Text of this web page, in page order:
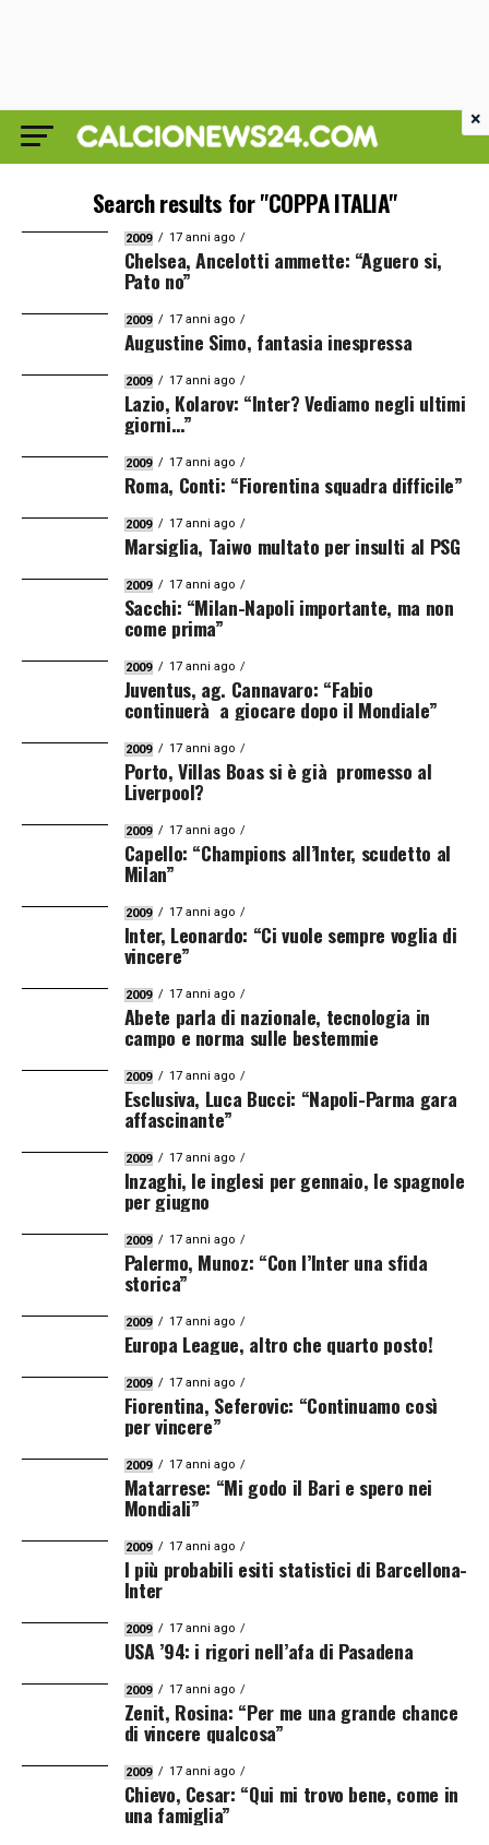
Search results for "COPPA ITALIA"
2009 17 anni ago
Chelsea, Ancelotti ammette: “Aguero si,
Pato no”
2009 17 anni ago
Augustine Simo, fantasia inespressa
2009 17 anni ago
Lazio, Kolarov: “Inter? Vediamo negli ultimi
giorni…”
2009 17 anni ago
Roma, Conti: “Fiorentina squadra difficile”
2009 17 anni ago
Marsiglia, Taiwo multato per insulti al PSG
2009 17 anni ago
Sacchi: “Milan-Napoli importante, ma non
come prima”
2009 17 anni ago
Juventus, ag. Cannavaro: “Fabio
continuerà a giocare dopo il Mondiale”
2009 17 anni ago
Porto, Villas Boas si è già promesso al
Liverpool?
2009 17 anni ago
Capello: “Champions all’Inter, scudetto al
Milan”
2009 17 anni ago
Inter, Leonardo: “Ci vuole sempre voglia di
vincere”
2009 17 anni ago
Abete parla di nazionale, tecnologia in
campo e norma sulle bestemmie
2009 17 anni ago
Esclusiva, Luca Bucci: “Napoli-Parma gara
affascinante”
2009 17 anni ago
Inzaghi, le inglesi per gennaio, le spagnole
per giugno
2009 17 anni ago
Palermo, Munoz: “Con l’Inter una sfida
storica”
2009 17 anni ago
Europa League, altro che quarto posto!
2009 17 anni ago
Fiorentina, Seferovic: “Continuamo così
per vincere”
2009 17 anni ago
Matarrese: “Mi godo il Bari e spero nei
Mondiali”
2009 17 anni ago
I più probabili esiti statistici di Barcellona-
Inter
2009 17 anni ago
USA ’94: i rigori nell’afa di Pasadena
2009 17 anni ago
Zenit, Rosina: “Per me una grande chance
di vincere qualcosa”
2009 17 anni ago
Chievo, Cesar: “Qui mi trovo bene, come in
una famiglia”
×